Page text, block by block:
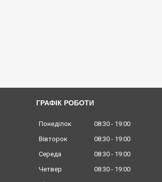
ГРАФІК РОБОТИ
Понеділок 08:30
19:00
Вівторок
08:30
19:00
Середа
08:30
19:00
Четвер
08:30
19:00